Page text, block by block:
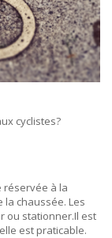
cyclistes?
réservée à la
la chaussée. Les
ou stationner.Il est
est praticable.